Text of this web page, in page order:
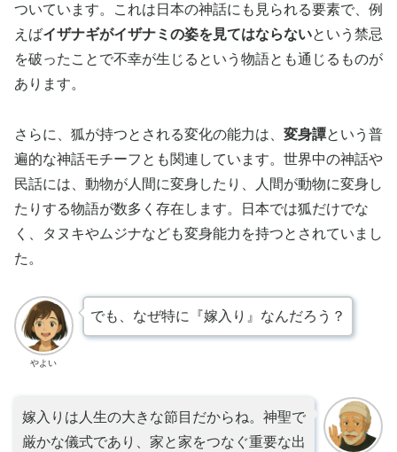
ついています。これは日本の神話にも見られる要素で、例
えばイザナギがイザナミの姿を見てはならないという禁忌
を破ったことで不幸が生じるという物語とも通じるものが
あります。
さらに、狐が持つとされる変化の能力は、 変身譚という普
遍的な神話モチーフとも関連しています。世界中の神話や
民話には、動物が人間に変身したり、人間が動物に変身し
たりする物語が数多く存在します。日本では狐だけでな
く、タヌキやムジナなども変身能力を持つとされていまし
た。
やよい
でも、なぜ特に『嫁入り』なんだろう？
嫁入りは人生の大きな節目だからね。神聖で
厳かな儀式であり、家と家をつなぐ重要な出